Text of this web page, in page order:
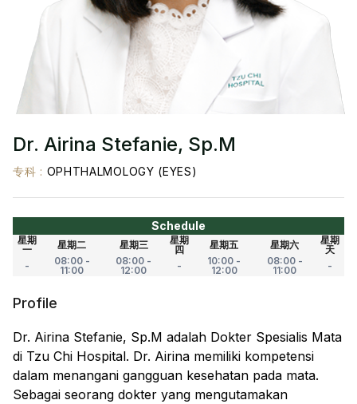
Dr. Airina Stefanie, Sp.M
专科 : OPHTHALMOLOGY (EYES)
Schedule
星期
一
星期二 星期三
星期
四
星期五 星期六
星期
天
-
08:00 -
11:00
08:00 -
12:00
-
10:00 -
12:00
08:00 -
11:00
-
Profile
Dr. Airina Stefanie, Sp.M adalah Dokter Spesialis Mata
di Tzu Chi Hospital. Dr. Airina memiliki kompetensi
dalam menangani gangguan kesehatan pada mata.
Sebagai seorang dokter yang mengutamakan